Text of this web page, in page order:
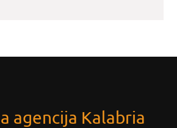
agencija Kalabria